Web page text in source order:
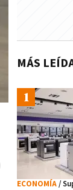
MÁS
ECONOMÍA/